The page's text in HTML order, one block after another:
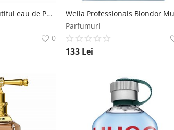
Estee Lauder Beautiful eau de Parfum pentru femei 75 ml Estee Lauder
0
Parfumuri
133 Lei